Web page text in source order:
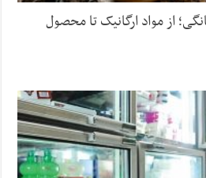
از مواد ارگانیک تا محصول